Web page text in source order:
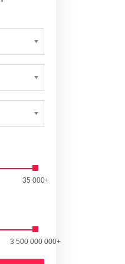
35 000+
3 500 000 000+